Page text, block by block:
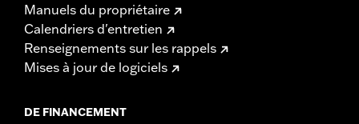
Manuels du propriétaire
Calendriers d'entretien
Renseignements sur les rappels
Mises à jour de logiciels
DE FINANCEMENT